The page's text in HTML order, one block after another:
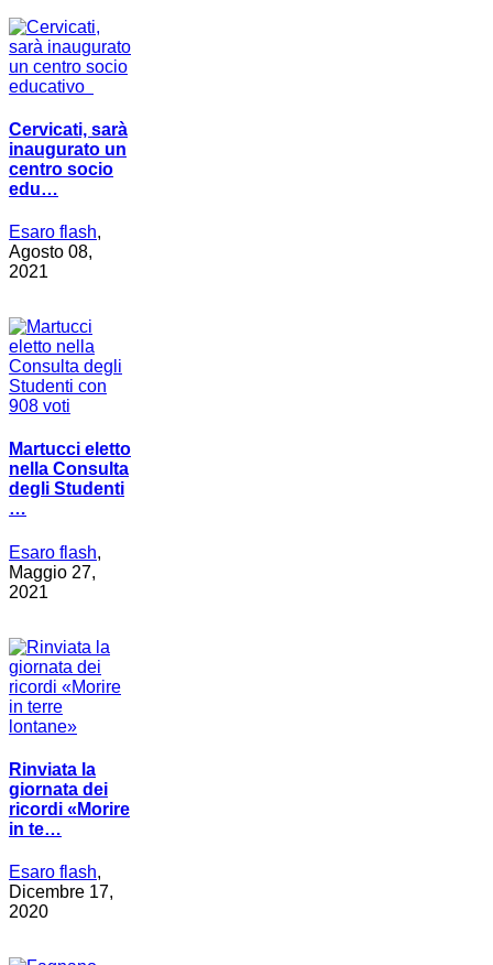
Cervicati, sarà
inaugurato un
centro socio
edu…
Esaro flash,
Agosto 08,
2021
Martucci eletto
nella Consulta
degli Studenti
…
Esaro flash,
Maggio 27,
2021
Rinviata la
giornata dei
ricordi «Morire
in te…
Esaro flash,
Dicembre 17,
2020